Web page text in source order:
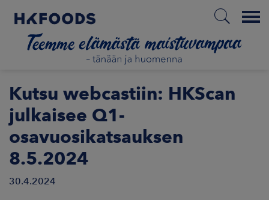
Menu
ETUSIVU
MEISTÄ
Kutsu webcastiin: HKScan
julkaisee Q1-
osavuosikatsauksen
8.5.2024
30.4.2024